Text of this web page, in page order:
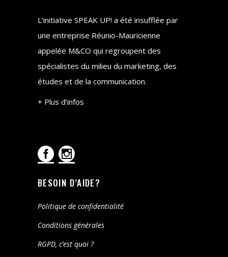
L’initiative SPEAK UP! a été insufflée par
une entreprise Réunio-Mauricienne
appelée M&CO qui regroupent des
spécialistes du milieu du marketing, des
études et de la communication.
+ Plus d’infos
BESOIN D’AIDE?
Politique de confidentialité
Conditions générales
RGPD, c’est quoi ?